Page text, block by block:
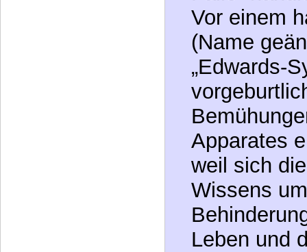
rettende
Herzen –
sich um
Fälle“
Vor einem
(Name
„Edwards-
Apparates